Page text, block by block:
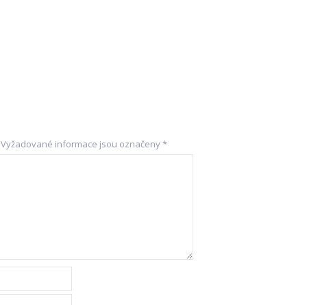
Vyžadované informace jsou označeny*